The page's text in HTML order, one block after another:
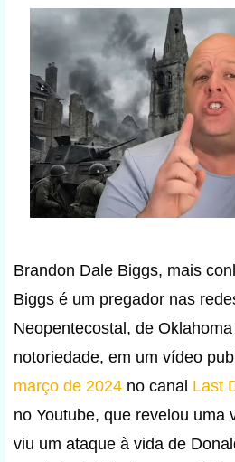
Brandon Dale Biggs, mais
Biggs é um pregador nas
Neopentecostal, de
notoriedade, em um vídeo
março de 2024 no canal Last
no Youtube, que revelou uma
viu um ataque à vida de